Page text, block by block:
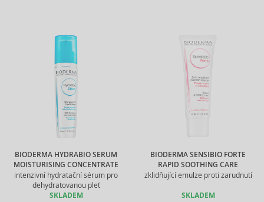
BIODERMA HYDRABIO SERUM
MOISTURISING CONCENTRATE
intenzivní hydratační sérum pro
dehydratovanou pleť
SKLADEM
BIODERMA SENSIBIO FORTE
RAPID SOOTHING CARE
zklidňující emulze proti zarudnutí
SKLADEM